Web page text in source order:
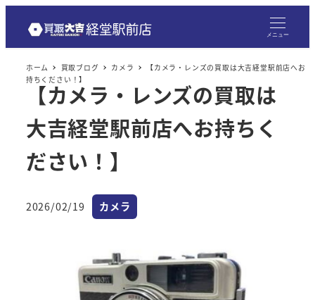
メニュー
ホーム 買取ブログ カメラ
【カメラ・レンズの買取は大吉経堂駅前店へお
持ちください！】
【カメラ・レンズの買取は
大吉経堂駅前店へお持ちく
ださい！】
投稿日
2026/02/19 カテゴリー
カメラ